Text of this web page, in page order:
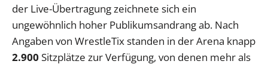
der Live-Übertragung zeichnete sich ein
ungewöhnlich hoher Publikumsandrang ab. Nach
Angaben von WrestleTix standen in der Arena knapp
2.900 Sitzplätze zur Verfügung, von denen mehr als